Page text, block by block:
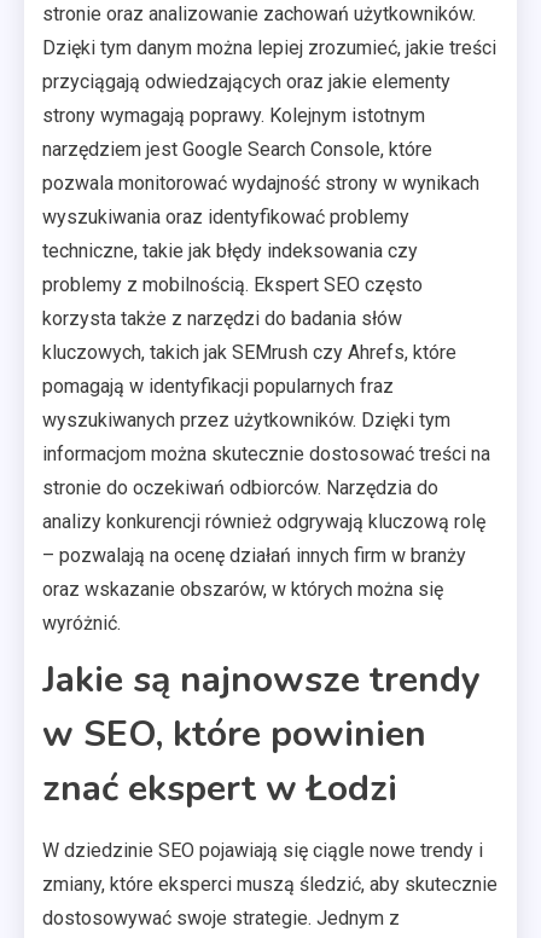
stronie oraz analizowanie zachowań użytkowników.
Dzięki tym danym można lepiej zrozumieć, jakie treści
przyciągają odwiedzających oraz jakie elementy
strony wymagają poprawy. Kolejnym istotnym
narzędziem jest Google Search Console, które
pozwala monitorować wydajność strony w wynikach
wyszukiwania oraz identyfikować problemy
techniczne, takie jak błędy indeksowania czy
problemy z mobilnością. Ekspert SEO często
korzysta także z narzędzi do badania słów
kluczowych, takich jak SEMrush czy Ahrefs, które
pomagają w identyfikacji popularnych fraz
wyszukiwanych przez użytkowników. Dzięki tym
informacjom można skutecznie dostosować treści na
stronie do oczekiwań odbiorców. Narzędzia do
analizy konkurencji również odgrywają kluczową rolę
– pozwalają na ocenę działań innych firm w branży
oraz wskazanie obszarów, w których można się
wyróżnić.
Jakie są najnowsze trendy
w SEO, które powinien
znać ekspert w Łodzi
W dziedzinie SEO pojawiają się ciągle nowe trendy i
zmiany, które eksperci muszą śledzić, aby skutecznie
dostosowywać swoje strategie. Jednym z